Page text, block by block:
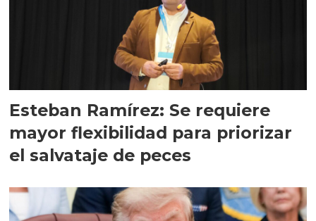
Esteban Ramírez: Se requiere
mayor flexibilidad para priorizar
el salvataje de peces